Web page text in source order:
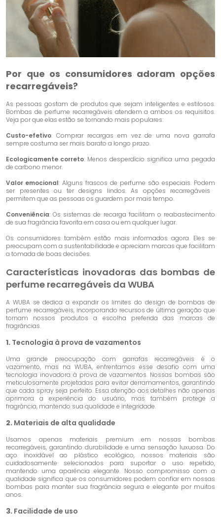
Por que os consumidores adoram opções
recarregáveis?
As pessoas gostam de produtos que sejam inteligentes e estilosos.
Bombas de perfume recarregáveis ​​atendem a ambos os requisitos.
Veja por que elas estão se tornando mais populares:
Custo-efetivo: Comprar recargas em vez de uma nova garrafa
sempre costuma ser mais barato a longo prazo.
Ecologicamente correto: Menos desperdício significa uma pegada
de carbono menor.
Valor emocional: Alguns frascos de perfume são especiais. Podem
ser presentes ou ter designs lindos. As opções recarregáveis ​​
permitem que as pessoas os guardem por mais tempo.
Conveniência: Os sistemas de recarga facilitam o reabastecimento
de sua fragrância favorita em casa ou em qualquer lugar.
Os consumidores também estão mais informados agora. Eles se
preocupam com a sustentabilidade e apreciam marcas que facilitam
a tomada de boas decisões.
Características inovadoras das bombas de
perfume recarregáveis ​​da WUBA
A WUBA se dedica a expandir os limites do design de bombas de
perfume recarregáveis, incorporando recursos de última geração que
tornam nossos produtos a escolha preferida das marcas de
fragrâncias.
1. Tecnologia à prova de vazamentos
Uma grande preocupação com garrafas recarregáveis ​​é o
vazamento, mas na WUBA, enfrentamos esse desafio com uma
tecnologia inovadora à prova de vazamentos. Nossas bombas são
meticulosamente projetadas para evitar derramamentos, garantindo
que cada spray seja perfeito. Essa atenção aos detalhes não apenas
aprimora a experiência do usuário, mas também protege a
fragrância, mantendo sua qualidade e integridade.
2. Materiais de alta qualidade
Usamos apenas materiais premium em nossas bombas
recarregáveis, garantindo durabilidade e uma sensação luxuosa. Do
aço inoxidável ao plástico ecológico, nossos materiais são
cuidadosamente selecionados para suportar o uso repetido,
mantendo uma aparência elegante. Nosso compromisso com a
qualidade significa que os consumidores podem confiar em nossas
bombas para manter sua fragrância segura e elegante por muitos
anos.
3. Facilidade de uso